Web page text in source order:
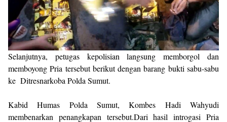
Selanjutnya, petugas kepolisian langsung memborgol dan
memboyong Pria tersebut berikut dengan barang bukti sabu-sabu
ke Ditresnarkoba Polda Sumut.
Kabid Humas Polda Sumut, Kombes Hadi Wahyudi
membenarkan penangkapan tersebut.Dari hasil introgasi Pria